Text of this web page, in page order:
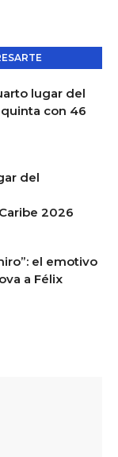
lugar del
con 46
del
2026
el emotivo
a Félix